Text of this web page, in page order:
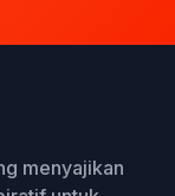
menyajikan